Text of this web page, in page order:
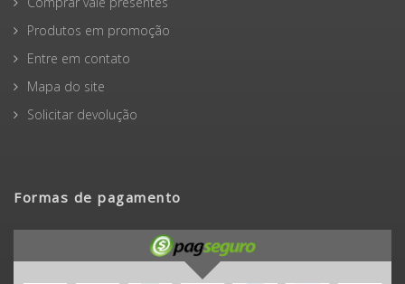
Produtos por marca
Comprar vale presentes
Produtos em promoção
Entre em contato
Formas de pagamento